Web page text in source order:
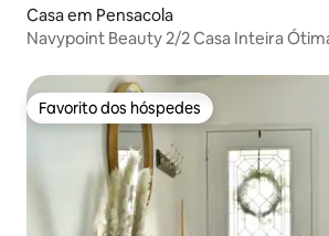
Casa em Pensacola
Navypoint Beauty 2/2 Casa Inteira
Favorito dos hóspedes
Favorito dos hóspedes